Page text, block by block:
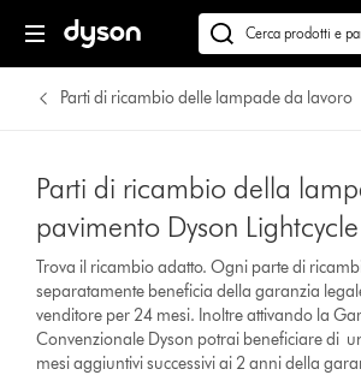
Cerca
su
dyson.it
Parti di ricambio delle lampade da lavoro
Parti di ricambio della
pavimento Dyson Lightcycle
Trova il ricambio adatto. Ogni parte di
separatamente beneficia della garanzia
venditore per 24 mesi. Inoltre attivando la
Convenzionale Dyson potrai beneficiare di
mesi aggiuntivi successivi ai 2 anni della